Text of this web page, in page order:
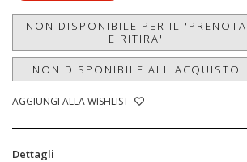
NON DISPONIBILE PER IL 'PRENOTA
E RITIRA'
NON DISPONIBILE ALL'ACQUISTO
AGGIUNGI ALLA WISHLIST
Dettagli